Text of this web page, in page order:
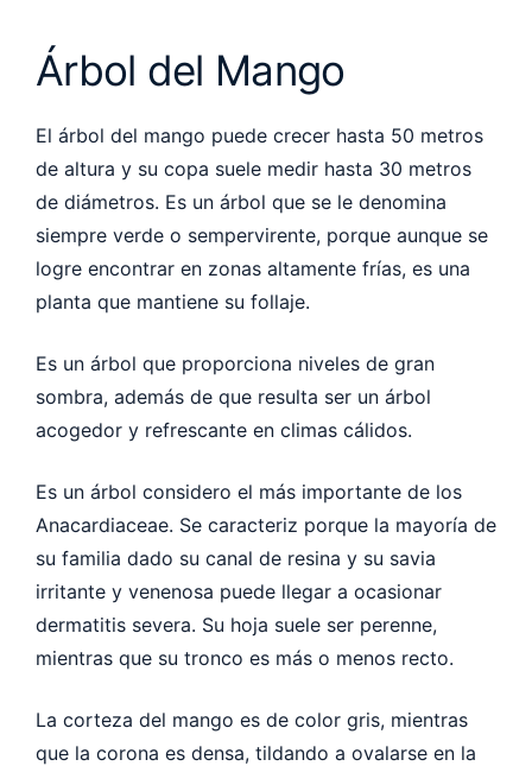
Árbol del Mango
El árbol del mango puede crecer hasta 50 metros
de altura y su copa suele medir hasta 30 metros
de diámetros. Es un árbol que se le denomina
siempre verde o sempervirente, porque aunque se
logre encontrar en zonas altamente frías, es una
planta que mantiene su follaje.
Es un árbol que proporciona niveles de gran
sombra, además de que resulta ser un árbol
acogedor y refrescante en climas cálidos.
Es un árbol considero el más importante de los
Anacardiaceae. Se caracteriz porque la mayoría de
su familia dado su canal de resina y su savia
irritante y venenosa puede llegar a ocasionar
dermatitis severa. Su hoja suele ser perenne,
mientras que su tronco es más o menos recto.
La corteza del mango es de color gris, mientras
que la corona es densa, tildando a ovalarse en la